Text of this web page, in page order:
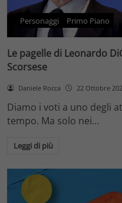
Personaggi Primo Piano
Le pagelle di Leonardo
Scorsese
Daniele Rocca 22 Ottobre
Diamo i voti a uno degli
tempo. Ma solo nei…
Leggi di più